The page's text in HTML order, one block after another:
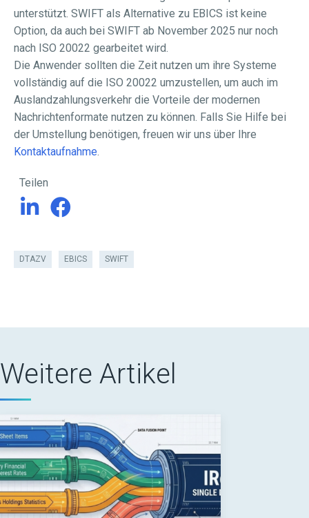
unterstützt. SWIFT als Alternative zu EBICS ist keine
Option, da auch bei SWIFT ab November 2025 nur noch
nach ISO 20022 gearbeitet wird.
Die Anwender sollten die Zeit nutzen um ihre Systeme
vollständig auf die ISO 20022 umzustellen, um auch im
Auslandzahlungsverkehr die Vorteile der modernen
Nachrichtenformate nutzen zu können. Falls Sie Hilfe bei
der Umstellung benötigen, freuen wir uns über Ihre
Kontaktaufnahme.
Teilen
DTAZV EBICS SWIFT
Weitere Artikel